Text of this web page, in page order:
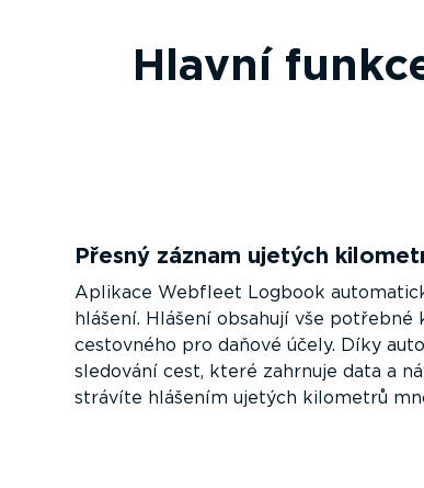
Hlavní
Přesný záznam ujetých
Aplikace Webfleet Logbook
hlášení. Hlášení obsahují vše potřebné
cestovného pro daňové účely. Díky
sledování cest, které zahrnuje data a
strávíte hlášením ujetých kilometrů